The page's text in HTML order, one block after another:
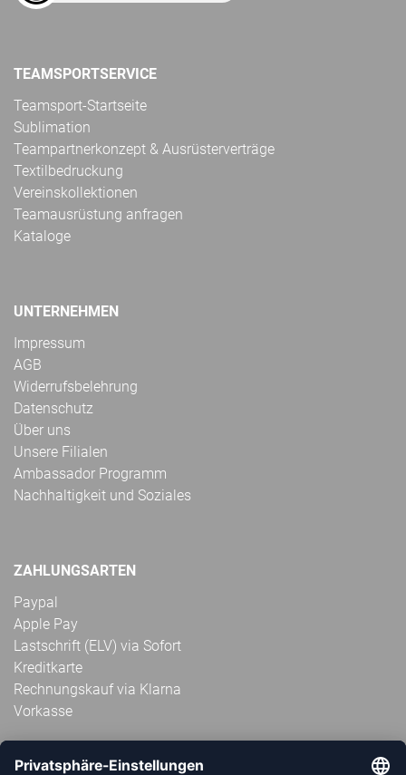
TEAMSPORTSERVICE
Teamsport-Startseite
Sublimation
Teampartnerkonzept & Ausrüsterverträge
Textilbedruckung
Vereinskollektionen
Teamausrüstung anfragen
Kataloge
UNTERNEHMEN
Impressum
AGB
Widerrufsbelehrung
Datenschutz
Über uns
Unsere Filialen
Ambassador Programm
Nachhaltigkeit und Soziales
ZAHLUNGSARTEN
Paypal
Apple Pay
Lastschrift (ELV) via Sofort
Kreditkarte
Rechnungskauf via Klarna
Vorkasse